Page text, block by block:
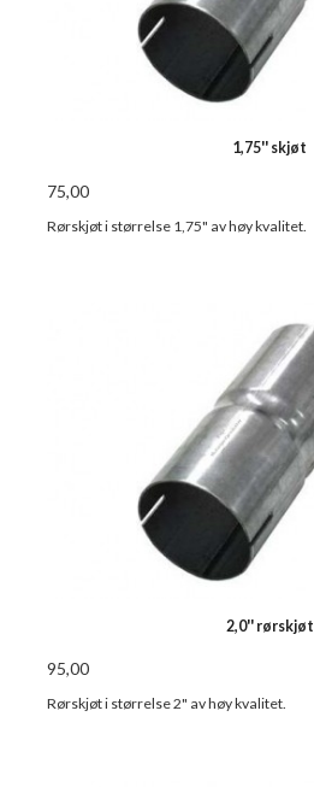
1,75'' skjøt
75,00
Rørskjøt i størrelse 1,75" av høy kvalitet.
2,0'' rørskjøt
95,00
Rørskjøt i størrelse 2" av høy kvalitet.